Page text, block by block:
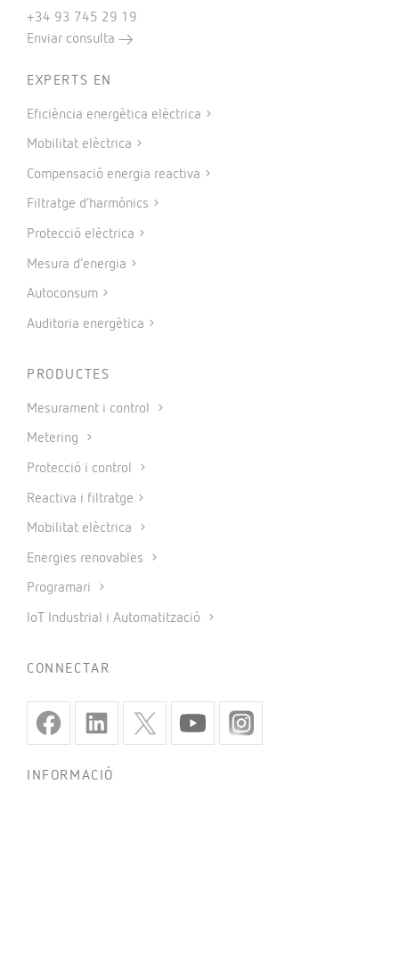
+34 93 745 29 19
Enviar consulta
EXPERTS EN
Eficiència energètica elèctrica
Mobilitat elèctrica
Compensació energia reactiva
Filtratge d’harmònics
Protecció elèctrica
Mesura d’energia
Autoconsum
Auditoria energètica
PRODUCTES
Mesurament i control
Metering
Protecció i control
Reactiva i filtratge
Mobilitat elèctrica
Energies renovables
Programari
IoT Industrial i Automatització
CONNECTAR
INFORMACIÓ